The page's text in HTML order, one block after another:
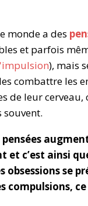
monde a des
et parfois
), mais
combattre les
de leur cerveau,
souvent.
et c’est ainsi
obsessions se
compulsions,